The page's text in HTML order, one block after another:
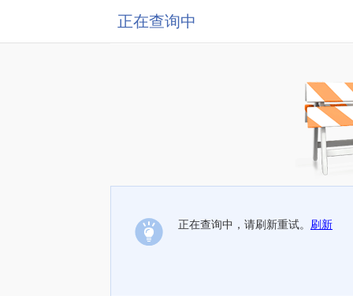
正在查询中
正在查询中，请刷新重试。 刷新